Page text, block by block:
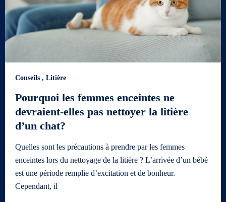
Conseils , Litière
Pourquoi les femmes enceintes ne
devraient-elles pas nettoyer la litière
d’un chat?
Quelles sont les précautions à prendre par les femmes
enceintes lors du nettoyage de la litière ? L’arrivée d’un bébé
est une période remplie d’excitation et de bonheur.
Cependant, il